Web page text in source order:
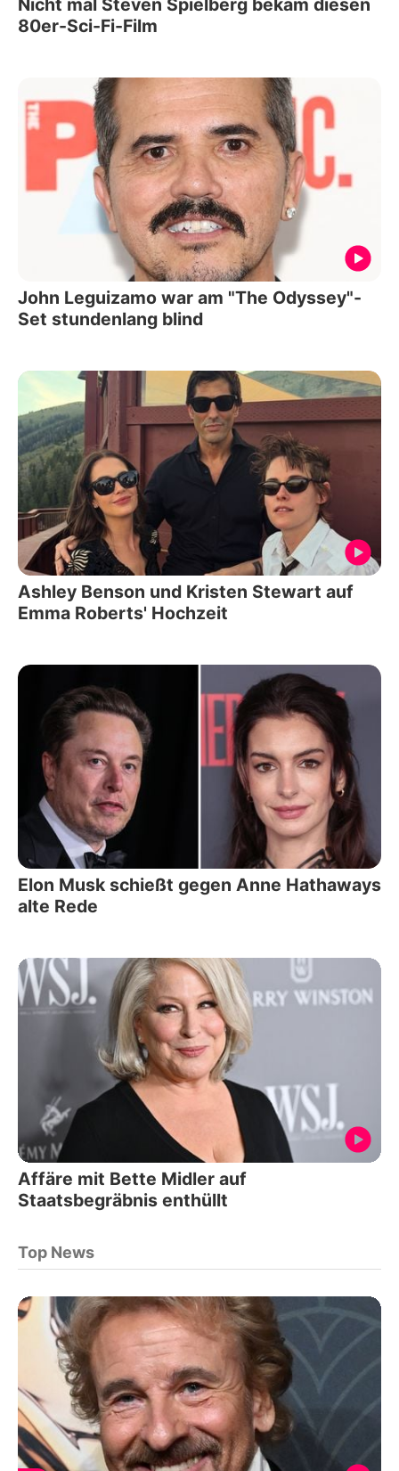
80er-Sci-Fi-Film
John Leguizamo war am "The Odyssey"-
Set stundenlang blind
Ashley Benson und Kristen Stewart auf
Emma Roberts' Hochzeit
Elon Musk schießt gegen Anne Hathaways
alte Rede
Affäre mit Bette Midler auf
Staatsbegräbnis enthüllt
Top News